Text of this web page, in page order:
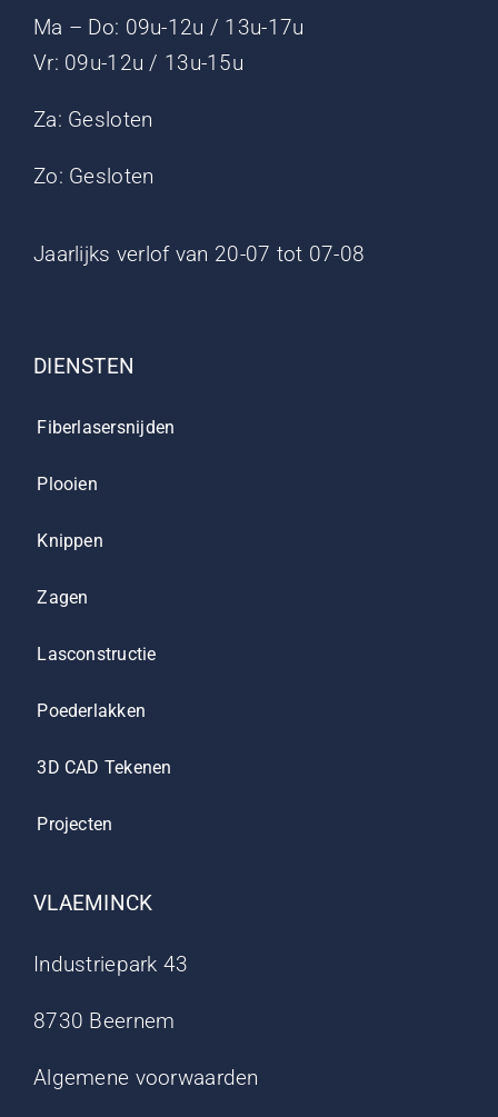
Ma – Do: 09u-12u / 13u-17u
Vr: 09u-12u / 13u-15u
Za: Gesloten
Zo: Gesloten
Jaarlijks verlof van 20-07 tot 07-08
DIENSTEN
Fiberlasersnijden
Plooien
Knippen
Zagen
Lasconstructie
Poederlakken
3D CAD Tekenen
Projecten
VLAEMINCK
Industriepark 43
8730 Beernem
Algemene voorwaarden